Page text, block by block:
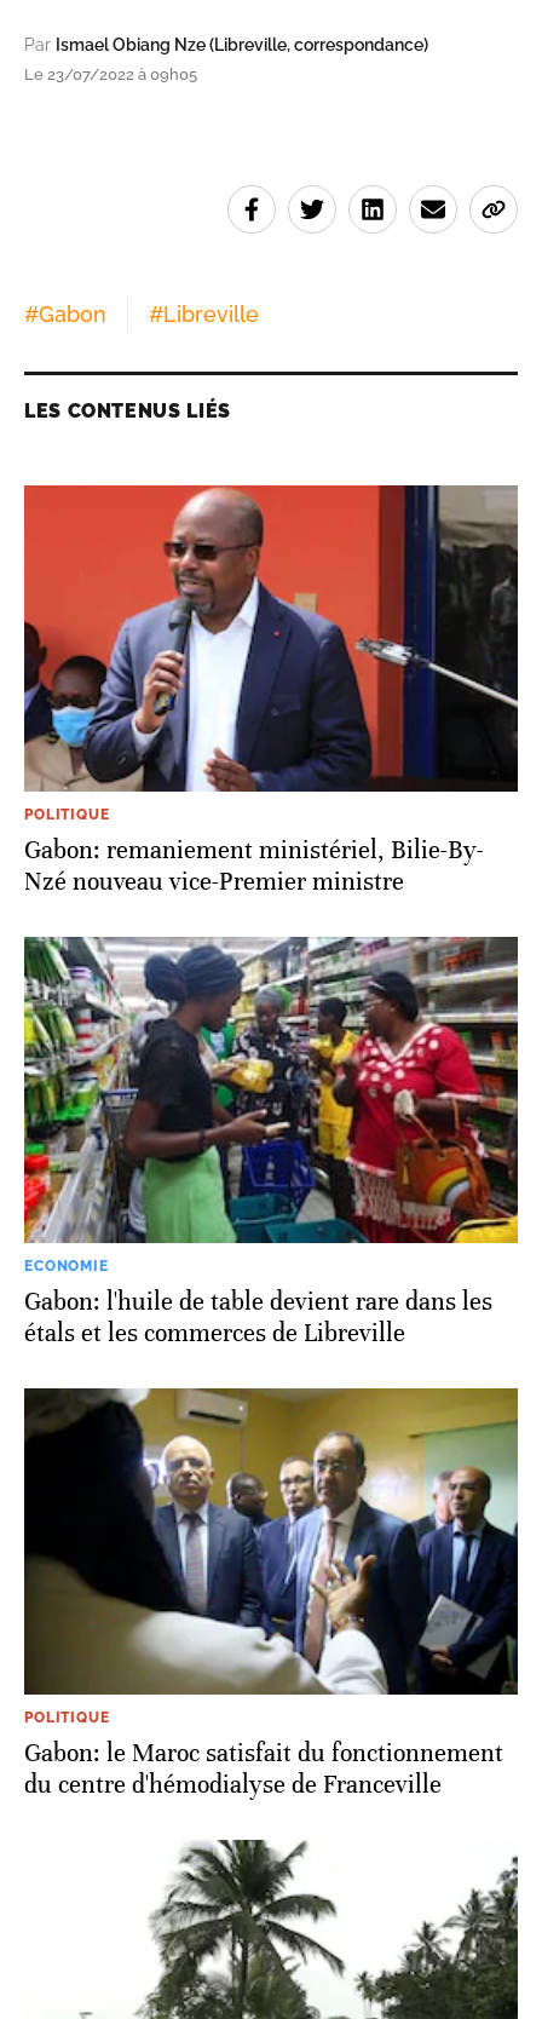
Par Ismael Obiang Nze (Libreville, correspondance)
Le 23/07/2022 à 09h05
#Gabon #Libreville
LES CONTENUS LIÉS
POLITIQUE
Gabon: remaniement ministériel, Bilie-By-
Nzé nouveau vice-Premier ministre
ECONOMIE
Gabon: l'huile de table devient rare dans les
étals et les commerces de Libreville
POLITIQUE
Gabon: le Maroc satisfait du fonctionnement
du centre d'hémodialyse de Franceville